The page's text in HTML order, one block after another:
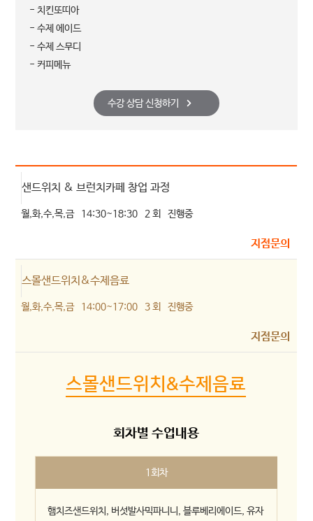
- 치킨또띠아
- 수제 에이드
- 수제 스무디
- 커피메뉴
수강 상담 신청하기
샌드위치 & 브런치카페 창업 과정
월,화,수,목,금 14:30~18:30 2 회
지점문의
진행중
스몰샌드위치&수제음료
월,화,수,목,금 14:00~17:00 3 회
지점문의
진행중
스몰샌드위치&수제음료
회차별 수업내용
1회차
햄치즈샌드위치, 버섯발사믹파니니, 블루베리에이드, 유자